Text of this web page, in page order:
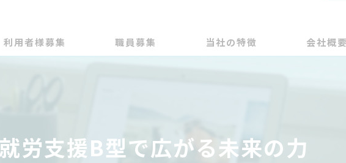
利用者様募集 職員募集 当社の特徴
動画編集
会社概要
就労支援B型で広がる未来の力